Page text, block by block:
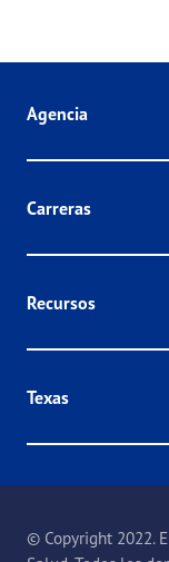
Agencia
Carreras
Recursos
Texas
© Copyright 2022.